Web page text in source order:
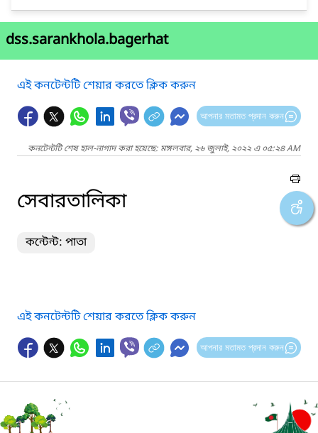
dss.sarankhola.bagerhat
এই কনটেন্টটি শেয়ার করতে ক্লিক করুন
আপনার মতামত প্রদান করুন
কনটেন্টটি শেষ হাল-নাগাদ করা হয়েছে: মঙ্গলবার, ২৬ জুলাই, ২০২২ এ ০৫:২৪ AM
সেবারতালিকা
কন্টেন্ট: পাতা
এই কনটেন্টটি শেয়ার করতে ক্লিক করুন
আপনার মতামত প্রদান করুন